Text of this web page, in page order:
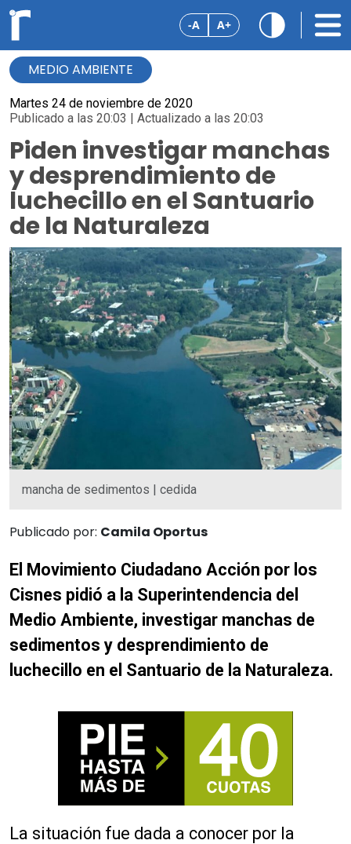
-A A+
MEDIO AMBIENTE
Martes 24 de noviembre de 2020
Publicado a las 20:03 | Actualizado a las 20:03
Piden investigar manchas
y desprendimiento de
luchecillo en el Santuario
de la Naturaleza
mancha de sedimentos | cedida
Publicado por: Camila Oportus
El Movimiento Ciudadano Acción por los
Cisnes pidió a la Superintendencia del
Medio Ambiente, investigar manchas de
sedimentos y desprendimiento de
luchecillo en el Santuario de la Naturaleza.
La situación fue dada a conocer por la